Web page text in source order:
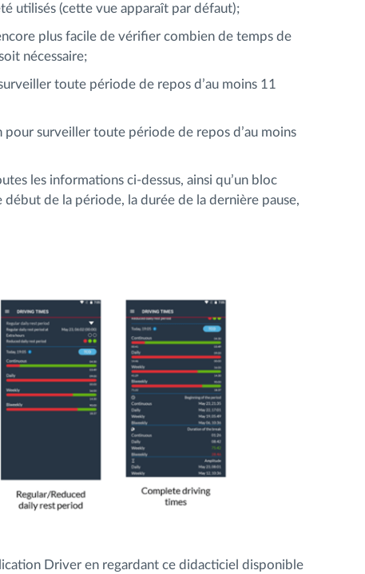
utilisés (cette vue apparaît par défaut);
plus facile de vérifier combien de temps de
nécessaire;
toute période de repos d’au moins 11
surveiller toute période de repos d’au moins
les informations ci-dessus, ainsi qu’un bloc
de la période, la durée de la dernière pause,
Driver en regardant ce didacticiel disponible